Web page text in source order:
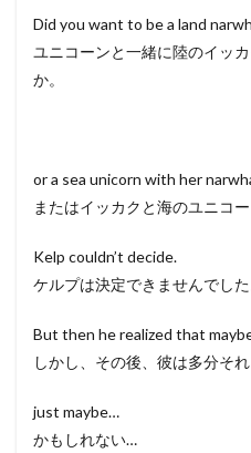
Did you want to be a land
ユニコーンと一緒に陸のイッ
か。
or a sea unicorn with her
またはイッカクと海のユニコー
Kelp couldn’t decide.
ケルプは決定できませんでした
But then he realized that
しかし、その後、彼は多分それ
just maybe…
かもしれない…